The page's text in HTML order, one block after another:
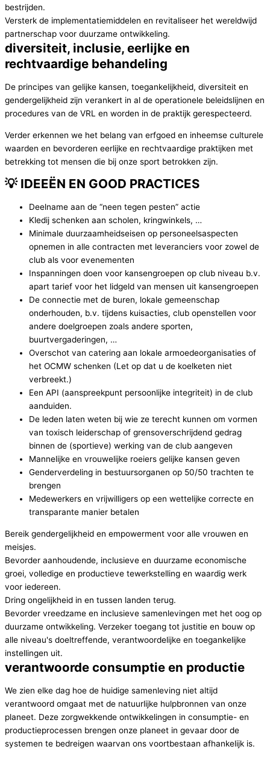
bestrijden.
Versterk de implementatiemiddelen en revitaliseer het wereldwijd
partnerschap voor duurzame ontwikkeling.
diversiteit, inclusie, eerlijke en
rechtvaardige behandeling
De principes van gelijke kansen, toegankelijkheid, diversiteit en
gendergelijkheid zijn verankert in al de operationele beleidslijnen en
procedures van de VRL en worden in de praktijk gerespecteerd.
Verder erkennen we het belang van erfgoed en inheemse culturele
waarden en bevorderen eerlijke en rechtvaardige praktijken met
betrekking tot mensen die bij onze sport betrokken zijn.
💡 IDEEËN EN GOOD PRACTICES
Deelname aan de “neen tegen pesten” actie
Kledij schenken aan scholen, kringwinkels, …
Minimale duurzaamheidseisen op personeelsaspecten
opnemen in alle contracten met leveranciers voor zowel de
club als voor evenementen
Inspanningen doen voor kansengroepen op club niveau b.v.
apart tarief voor het lidgeld van mensen uit kansengroepen
De connectie met de buren, lokale gemeenschap
onderhouden, b.v. tijdens kuisacties, club openstellen voor
andere doelgroepen zoals andere sporten,
buurtvergaderingen, …
Overschot van catering aan lokale armoedeorganisaties of
het OCMW schenken (Let op dat u de koelketen niet
verbreekt.)
Een API (aanspreekpunt persoonlijke integriteit) in de club
aanduiden.
De leden laten weten bij wie ze terecht kunnen om vormen
van toxisch leiderschap of grensoverschrijdend gedrag
binnen de (sportieve) werking van de club aangeven
Mannelijke en vrouwelijke roeiers gelijke kansen geven
Genderverdeling in bestuursorganen op 50/50 trachten te
brengen
Medewerkers en vrijwilligers op een wettelijke correcte en
transparante manier betalen
Bereik gendergelijkheid en empowerment voor alle vrouwen en
meisjes.
Bevorder aanhoudende, inclusieve en duurzame economische
groei, volledige en productieve tewerkstelling en waardig werk
voor iedereen.
Dring ongelijkheid in en tussen landen terug.
Bevorder vreedzame en inclusieve samenlevingen met het oog op
duurzame ontwikkeling. Verzeker toegang tot justitie en bouw op
alle niveau's doeltreffende, verantwoordelijke en toegankelijke
instellingen uit.
verantwoorde consumptie en productie
We zien elke dag hoe de huidige samenleving niet altijd
verantwoord omgaat met de natuurlijke hulpbronnen van onze
planeet. Deze zorgwekkende ontwikkelingen in consumptie- en
productieprocessen brengen onze planeet in gevaar door de
systemen te bedreigen waarvan ons voortbestaan afhankelijk is.